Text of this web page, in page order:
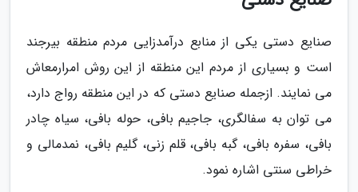
صنایع دستی یکی از منابع درآمدزایی مردم منطقه بیرجند
است و بسیاری از مردم این منطقه از این روش امرارمعاش
می نمایند. ازجمله صنایع دستی که در این منطقه رواج دارد،
می توان به سفالگری، جاجیم بافی، حوله بافی، سیاه چادر
بافی، سفره بافی، گبه بافی، قلم زنی، گلیم بافی، نمدمالی و
خراطی سنتی اشاره نمود.